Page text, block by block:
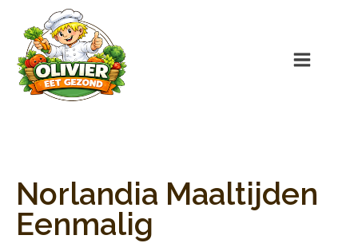
Norlandia Maaltijden
Eenmalig